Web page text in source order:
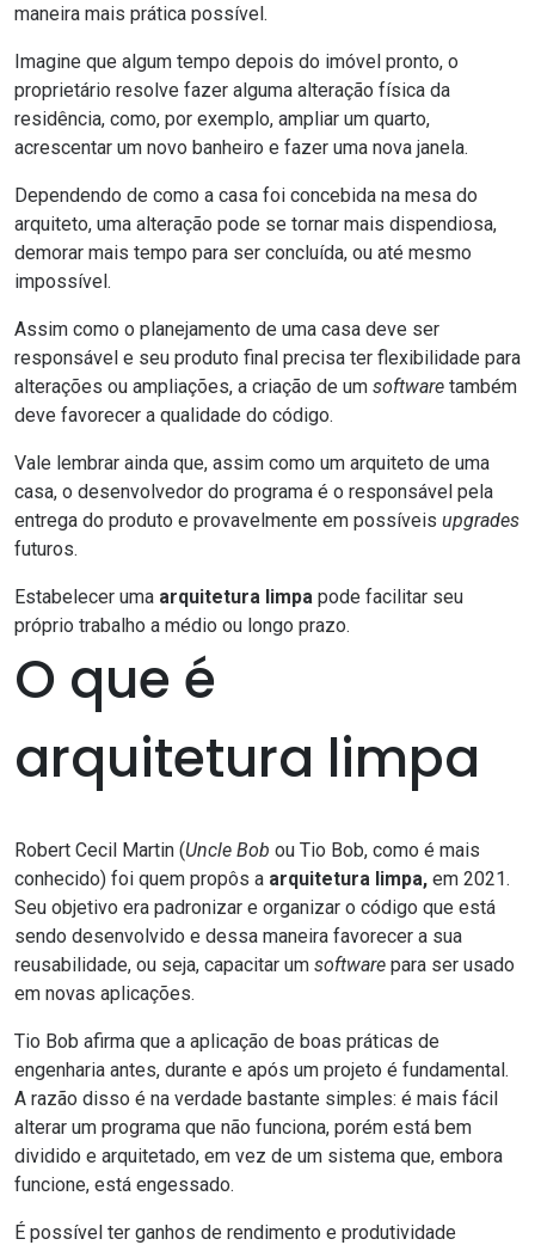
maneira mais prática possível.
Imagine que algum tempo depois do imóvel pronto, o
proprietário resolve fazer alguma alteração física da
residência, como, por exemplo, ampliar um quarto,
acrescentar um novo banheiro e fazer uma nova janela.
Dependendo de como a casa foi concebida na mesa do
arquiteto, uma alteração pode se tornar mais dispendiosa,
demorar mais tempo para ser concluída, ou até mesmo
impossível.
Assim como o planejamento de uma casa deve ser
responsável e seu produto final precisa ter flexibilidade para
alterações ou ampliações, a criação de um software também
deve favorecer a qualidade do código.
Vale lembrar ainda que, assim como um arquiteto de uma
casa, o desenvolvedor do programa é o responsável pela
entrega do produto e provavelmente em possíveis upgrades
futuros.
Estabelecer uma arquitetura limpa pode facilitar seu
próprio trabalho a médio ou longo prazo.
O que é
arquitetura limpa
Robert Cecil Martin (Uncle Bob ou Tio Bob, como é mais
conhecido) foi quem propôs a arquitetura limpa, em 2021.
Seu objetivo era padronizar e organizar o código que está
sendo desenvolvido e dessa maneira favorecer a sua
reusabilidade, ou seja, capacitar um software para ser usado
em novas aplicações.
Tio Bob afirma que a aplicação de boas práticas de
engenharia antes, durante e após um projeto é fundamental.
A razão disso é na verdade bastante simples: é mais fácil
alterar um programa que não funciona, porém está bem
dividido e arquitetado, em vez de um sistema que, embora
funcione, está engessado.
É possível ter ganhos de rendimento e produtividade